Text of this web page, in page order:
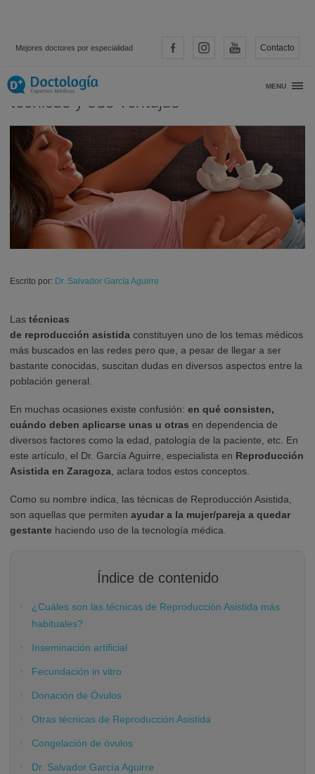
Mejores doctores por especialidad Contacto
MENU
Reproducción Asistida: Principales
técnicas y sus ventajas
Escrito por: Dr. Salvador García Aguirre
Las técnicas
de reproducción asistida constituyen uno de los temas médicos
más buscados en las redes pero que, a pesar de llegar a ser
bastante conocidas, suscitan dudas en diversos aspectos entre la
población general.
En muchas ocasiones existe confusión: en qué consisten,
cuándo deben aplicarse unas u otras en dependencia de
diversos factores como la edad, patología de la paciente, etc. En
este artículo, el Dr. García Aguirre, especialista en Reproducción
Asistida en Zaragoza , aclara todos estos conceptos.
Como su nombre indica, las técnicas de Reproducción Asistida,
son aquellas que permiten ayudar a la mujer/pareja a quedar
gestante haciendo uso de la tecnología médica.
Índice de contenido
¿Cuáles son las técnicas de Reproducción Asistida más
habituales?
Inseminación artificial
Fecundación in vitro
Donación de Óvulos
Otras técnicas de Reproducción Asistida
Congelación de óvulos
Dr. Salvador García Aguirre